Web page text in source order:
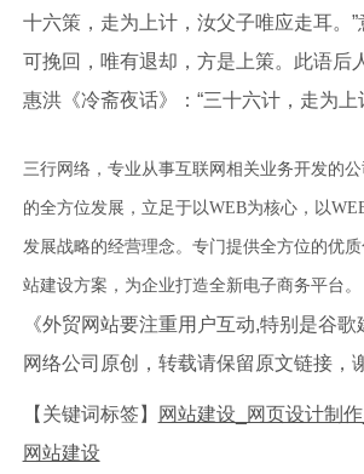
十六策，走为上计，汝父子唯应走耳。
可挽回，唯有退却，方是上策。此语后
惠洪《冷斋夜话》：“三十六计，走为上
三行网络，专业从事互联网相关业务开发的
的全方位发展，立足于以WEB为核心，以
发展战略的经营理念。专门提供全方位的优
站建设方案，为企业打造全新电子商务平台
《外贸网站要注重用户互动,特别是谷
网络公司原创，转载请保留原文链接，
【关键词标签】 网站建设_网页设计制
网站建设